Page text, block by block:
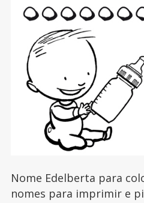
Nome Edelberta para
nomes para imprimir e